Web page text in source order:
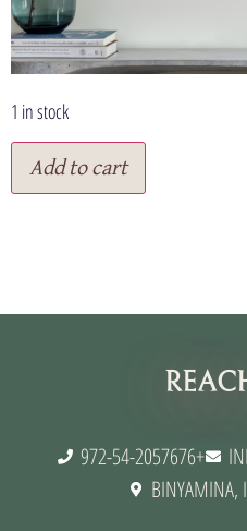
1 in stock
Add to cart
972-54-2057676+
BINYAMINA,